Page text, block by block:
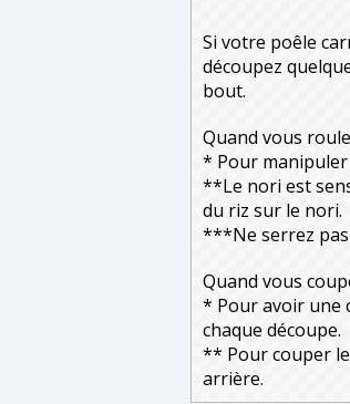
Si votre poêle
découpez
bout.
Quand vous
* Pour
**Le nori est
du riz sur le nori.
***Ne serrez
Quand vous
* Pour avoir une
chaque découpe.
** Pour couper le
arrière.